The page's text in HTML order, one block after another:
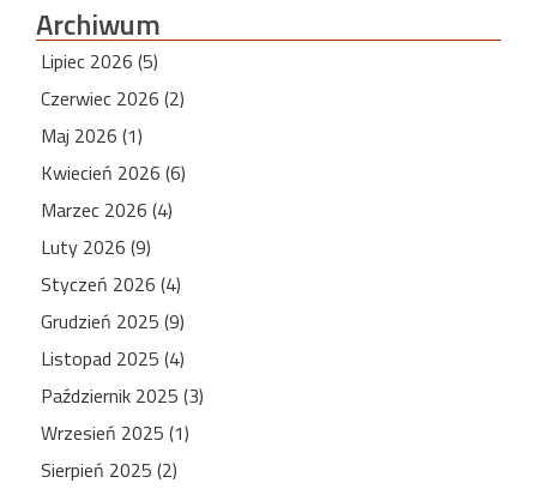
Archiwum
Lipiec 2026 (5)
Czerwiec 2026 (2)
Maj 2026 (1)
Kwiecień 2026 (6)
Marzec 2026 (4)
Luty 2026 (9)
Styczeń 2026 (4)
Grudzień 2025 (9)
Listopad 2025 (4)
Październik 2025 (3)
Wrzesień 2025 (1)
Sierpień 2025 (2)